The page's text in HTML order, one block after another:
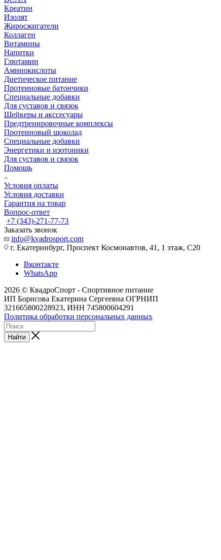
Креатин
Изолят
Жиросжигатели
Коллаген
Витамины
Напитки
Глютамин
Аминокислоты
Диетическое питание
Протеиновые батончики
Специальные добавки
Для суставов и связок
Шейкеры и акссесуары
Предтренировочные комплексы
Протеиновый шоколад
Специальные добавки
Энергетики и изотоники
Для суставов и связок
Помощь
Условия оплаты
Условия доставки
Гарантия на товар
Вопрос-ответ
+7 (343)-271-77-73
Заказать звонок
info@kvadrosport.com
г. Екатеринбург, Проспект Космонавтов, 41, 1 этаж, С20
Вконтакте
WhatsApp
2026 © КвадроСпорт - Спортивное питание
ИП Борисова Екатерина Сергеевна ОГРНИП
321665800228923, ИНН 745800604291
Политика обработки персональных данных
Найти